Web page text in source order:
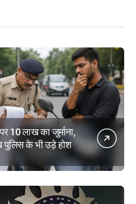
10 लाख का जुर्माना,
पुलिस के भी उड़े होश